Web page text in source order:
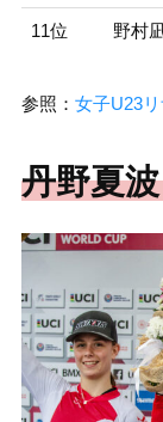
11位 野村
参照： 女子U23リ
丹野夏